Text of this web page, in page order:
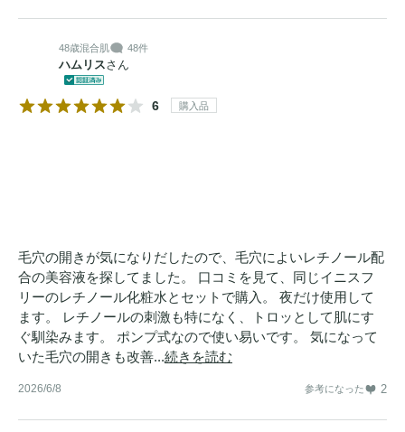
48歳混合肌 48件
ハムリスさん
6 購入品
毛穴の開きが気になりだしたので、毛穴によいレチノール配
合の美容液を探してました。 口コミを見て、同じイニスフ
リーのレチノール化粧水とセットで購入。 夜だけ使用して
ます。 レチノールの刺激も特になく、トロッとして肌にす
ぐ馴染みます。 ポンプ式なので使い易いです。 気になって
いた毛穴の開きも改善...続きを読む
2026/6/8 参考になった 2